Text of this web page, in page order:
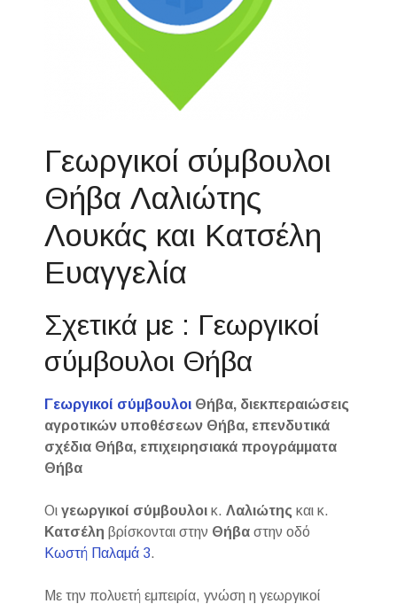
Γεωργικοί σύμβουλοι
Θήβα Λαλιώτης
Λουκάς και Κατσέλη
Ευαγγελία
Σχετικά με : Γεωργικοί
σύμβουλοι Θήβα
Γεωργικοί σύμβουλοι Θήβα, διεκπεραιώσεις
αγροτικών υποθέσεων Θήβα, επενδυτικά
σχέδια Θήβα, επιχειρησιακά προγράμματα
Θήβα
Οιγεωργικοί σύμβουλοι κ.Λαλιώτης και κ.
Κατσέλη βρίσκονται στην Θήβα στην οδό
Κωστή Παλαμά 3.
Με την πολυετή εμπειρία, γνώση η γεωργικοί